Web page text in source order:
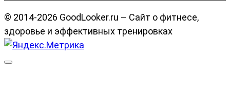
© 2014-2026 GoodLooker.ru – Сайт о фитнесе,
здоровье и эффективных тренировках